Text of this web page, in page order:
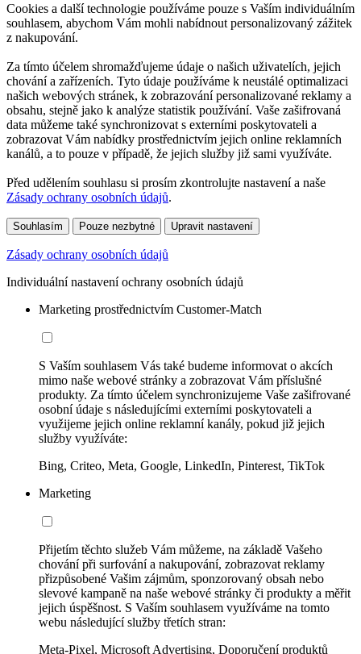
Cookies a další technologie používáme pouze s Vaším individuálním
souhlasem, abychom Vám mohli nabídnout personalizovaný zážitek
z nakupování.
Za tímto účelem shromažďujeme údaje o našich uživatelích, jejich
chování a zařízeních. Tyto údaje používáme k neustálé optimalizaci
našich webových stránek, k zobrazování personalizované reklamy a
obsahu, stejně jako k analýze statistik používání. Vaše zašifrovaná
data můžeme také synchronizovat s externími poskytovateli a
zobrazovat Vám nabídky prostřednictvím jejich online reklamních
kanálů, a to pouze v případě, že jejich služby již sami využíváte.
Před udělením souhlasu si prosím zkontrolujte nastavení a naše
Zásady ochrany osobních údajů.
Souhlasím Pouze nezbytné Upravit nastavení
Zásady ochrany osobních údajů
Individuální nastavení ochrany osobních údajů
Marketing prostřednictvím Customer-Match
S Vaším souhlasem Vás také budeme informovat o akcích
mimo naše webové stránky a zobrazovat Vám příslušné
produkty. Za tímto účelem synchronizujeme Vaše zašifrované
osobní údaje s následujícími externími poskytovateli a
využijeme jejich online reklamní kanály, pokud již jejich
služby využíváte:
Bing, Criteo, Meta, Google, LinkedIn, Pinterest, TikTok
Marketing
Přijetím těchto služeb Vám můžeme, na základě Vašeho
chování při surfování a nakupování, zobrazovat reklamy
přizpůsobené Vašim zájmům, sponzorovaný obsah nebo
slevové kampaně na naše webové stránky či produkty a měřit
jejich úspěšnost. S Vaším souhlasem využíváme na tomto
webu následující služby třetích stran:
Meta-Pixel, Microsoft Advertising, Doporučení produktů